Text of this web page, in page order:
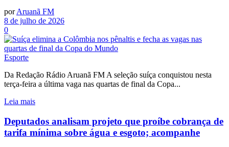
por Aruanã FM
8 de julho de 2026
0
Esporte
Da Redação Rádio Aruanã FM A seleção suíça conquistou nesta
terça-feira a última vaga nas quartas de final da Copa...
Leia mais
Deputados analisam projeto que proíbe cobrança de
tarifa mínima sobre água e esgoto; acompanhe